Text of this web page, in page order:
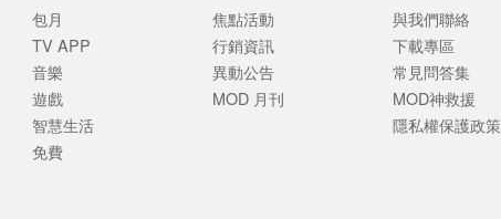
包月
TV APP
音樂
遊戲
智慧生活
免費
焦點活動
行銷資訊
異動公告
MOD 月刊
與我們聯絡
下載專區
常見問答集
MOD神救援
隱私權保護政策